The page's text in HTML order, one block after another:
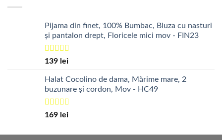
Pijama din finet, 100% Bumbac, Bluza cu nasturi
și pantalon drept, Floricele mici mov - FIN23
Evaluat la
139 lei
Halat Cocolino de dama, Mărime mare, 2
buzunare și cordon, Mov - HC49
Evaluat la
169 lei